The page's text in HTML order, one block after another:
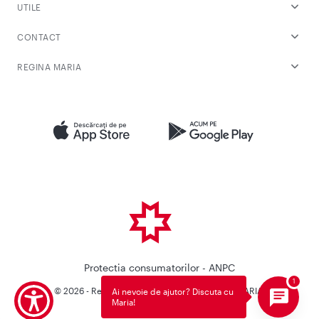
UTILE
CONTACT
REGINA MARIA
Protectia consumatorilor - ANPC
© 2026 - Reteaua Privata de Sanatate REGINA MARIA.
Toate drepturile rezervate.
Ai nevoie de ajutor? Discuta cu
Maria!